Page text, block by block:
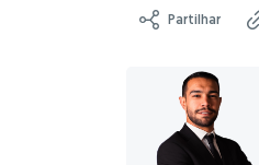
Partilhar